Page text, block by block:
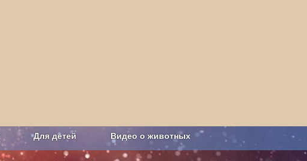
Для детей Видео о животных
Сельское хозяйство